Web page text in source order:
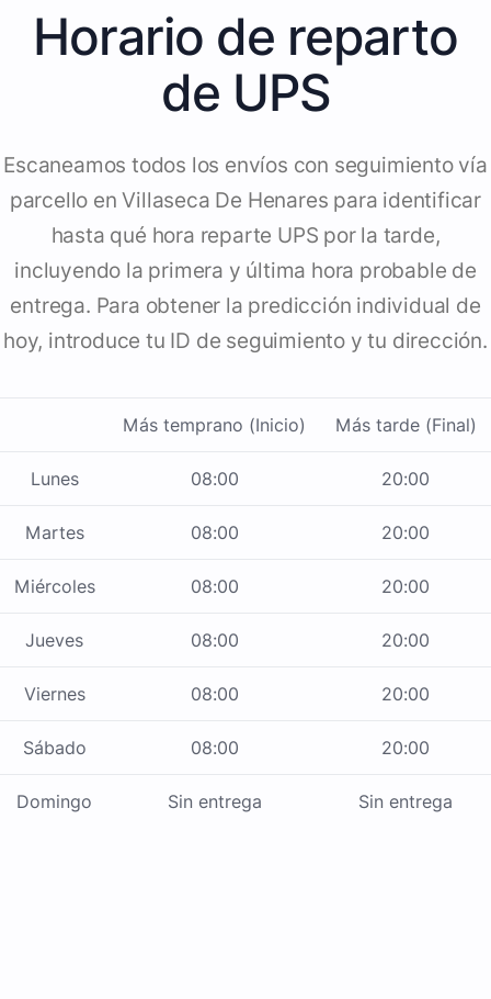
Horario de reparto
de UPS
Escaneamos todos los envíos con seguimiento vía
parcello en Villaseca De Henares para identificar
hasta qué hora reparte UPS por la tarde,
incluyendo la primera y última hora probable de
entrega. Para obtener la predicción individual de
hoy, introduce tu ID de seguimiento y tu dirección.
Más temprano (Inicio) Más tarde (Final)
Lunes 08:00 20:00
Martes 08:00 20:00
Miércoles 08:00 20:00
Jueves 08:00 20:00
Viernes 08:00 20:00
Sábado 08:00 20:00
Domingo Sin entrega Sin entrega